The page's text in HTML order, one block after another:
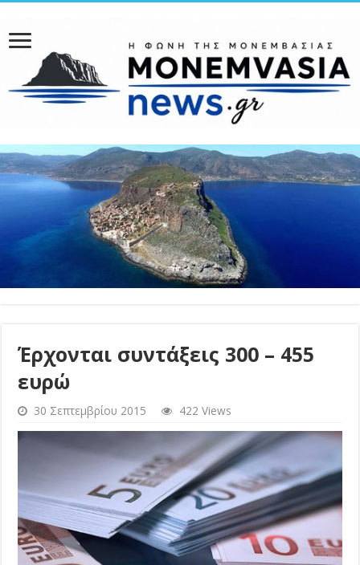
Έρχονται συντάξεις 300 – 455
ευρώ
30 Σεπτεμβρίου 2015 422 Views